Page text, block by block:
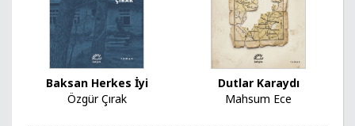
Baksan Herkes İyi
Özgür Çırak
Dutlar Karaydı
Mahsum Ece